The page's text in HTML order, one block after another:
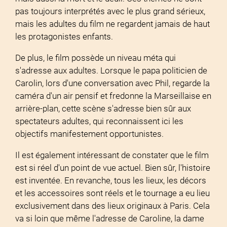
pas toujours interprétés avec le plus grand sérieux,
mais les adultes du film ne regardent jamais de haut
les protagonistes enfants.
De plus, le film possède un niveau méta qui
s'adresse aux adultes. Lorsque le papa politicien de
Carolin, lors d'une conversation avec Phil, regarde la
caméra d'un air pensif et fredonne la Marseillaise en
arrière-plan, cette scène s'adresse bien sûr aux
spectateurs adultes, qui reconnaissent ici les
objectifs manifestement opportunistes.
Il est également intéressant de constater que le film
est si réel d'un point de vue actuel. Bien sûr, l'histoire
est inventée. En revanche, tous les lieux, les décors
et les accessoires sont réels et le tournage a eu lieu
exclusivement dans des lieux originaux à Paris. Cela
va si loin que même l'adresse de Caroline, la dame